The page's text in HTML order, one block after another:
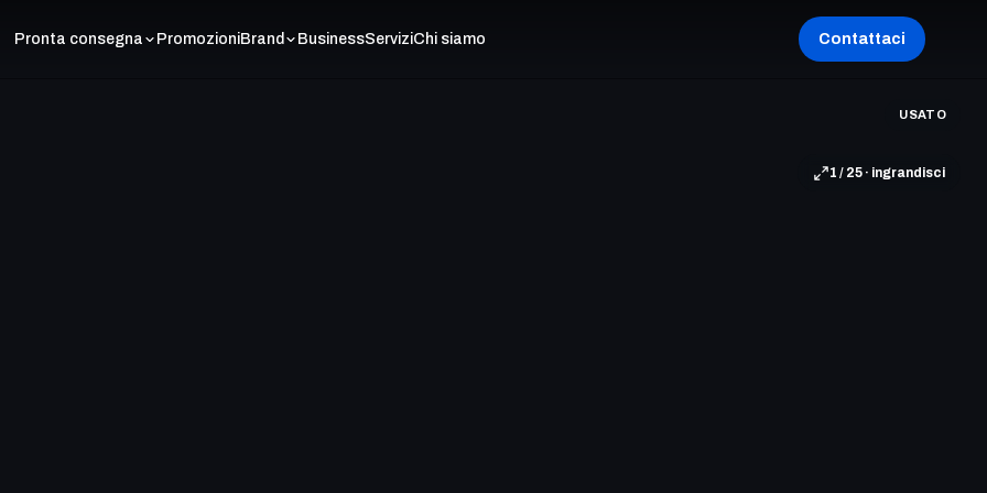
Pronta consegna PromozioniBrand BusinessServiziChi siamo Contattaci
USATO
1 / 25 · ingrandisci